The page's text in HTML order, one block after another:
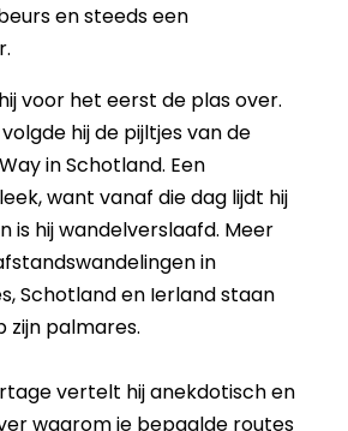
en steeds een
voor het eerst de plas over.
hij de pijltjes van de
in Schotland. Een
want vanaf die dag lijdt hij
is hij wandelverslaafd. Meer
in
Schotland en Ierland staan
zijn palmares.
vertelt hij anekdotisch en
waarom je bepaalde routes